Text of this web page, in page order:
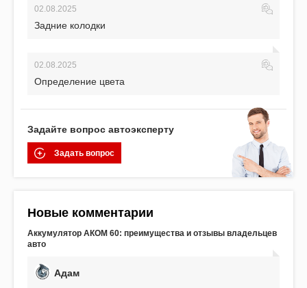
02.08.2025
Задние колодки
02.08.2025
Определение цвета
Задайте вопрос автоэксперту
Задать вопрос
Новые комментарии
Аккумулятор АКОМ 60: преимущества и отзывы владельцев
авто
Адам